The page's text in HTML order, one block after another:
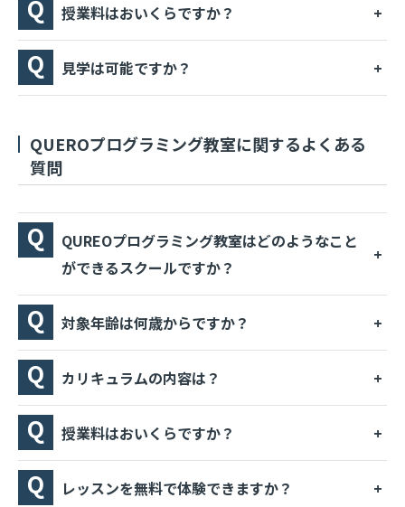
授業料はおいくらですか？
見学は可能ですか？
QUEROプログラミング教室に関するよくある
質問
QUREOプログラミング教室はどのようなこと
ができるスクールですか？
対象年齢は何歳からですか？
カリキュラムの内容は？
授業料はおいくらですか？
レッスンを無料で体験できますか？